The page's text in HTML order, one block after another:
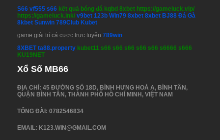
S66 vf555 s66 kết quả bóng đá kqbd 8xbet https://gameluck.vip/
https://gameluck.ink/ v9bet 123b Win79 8xbet 8xbet BJ88 Đá Gà
8kbet Sunwin 789Club Kubet
game giải trí cá cược trực tuyến 789win
8XBET ta88.property kubet11 s66 s66 s66 s66 s66 s6666 s666
KU19NET
Xổ Số MB66
ĐỊA CHỈ: 45 ĐƯỜNG SỐ 18D, BÌNH HƯNG HOÀ A, BÌNH TÂN,
QUẬN BÌNH TÂN, THÀNH PHỐ HỒ CHÍ MINH, VIỆT NAM
TỔNG ĐÀI: 0782546834
EMAIL: K123.WIN@GMAIL.COM